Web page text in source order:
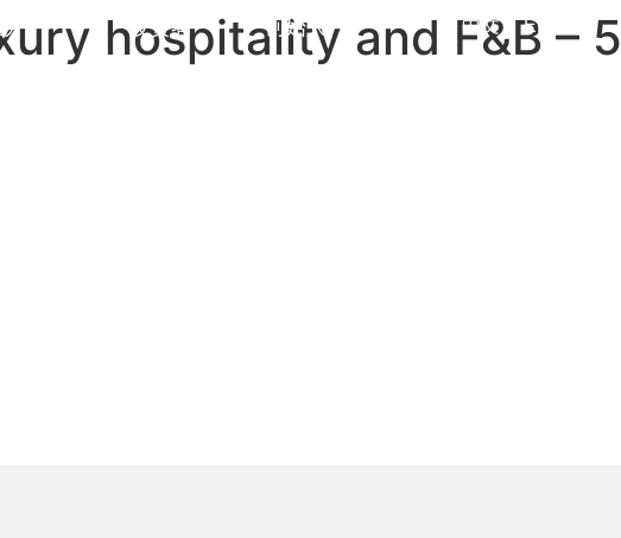
投资者 创始人 中文 EN
hospitality and F&B – 5